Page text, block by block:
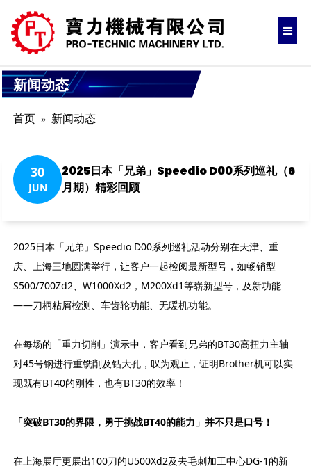
新闻动态
首页 新闻动态
30
JUN
2025日本「兄弟」Speedio D00系列巡礼（6
月期）精彩回顾
2025日本「兄弟」Speedio D00系列巡礼活动分别在天津、重
庆、上海三地圆满举行，让客户一起检阅最新型号，如畅销型
S500/700Zd2、W1000Xd2，M200Xd1等崭新型号，及新功能
——刀柄粘屑检测、车齿轮功能、无暖机功能。
在每场的「重力切削」演示中，客户看到兄弟的BT30高扭力主轴
对45号钢进行重铣削及钻大孔，叹为观止，证明Brother机可以实
现既有BT40的刚性，也有BT30的效率！
「突破BT30的界限，勇于挑战BT40的能力」并不只是口号！
在上海展厅更展出100刀的U500Xd2及去毛刺加工中心DG-1的新